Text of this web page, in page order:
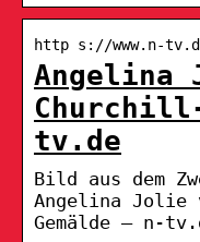
http s://www.n-
Angelina
tv.de
Bild aus dem
Angelina Jolie
Gemälde – n-